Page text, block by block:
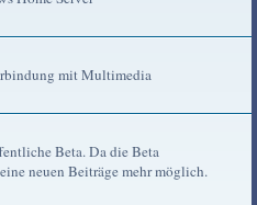
mit Multimedia
Beta. Da die Beta
neuen Beiträge mehr möglich.